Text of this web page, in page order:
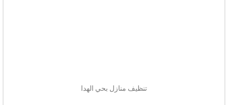
تنظيف منازل بحي الهدا